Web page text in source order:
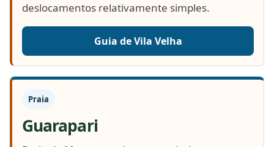
deslocamentos relativamente simples.
Guia de Vila Velha
Praia
Guarapari